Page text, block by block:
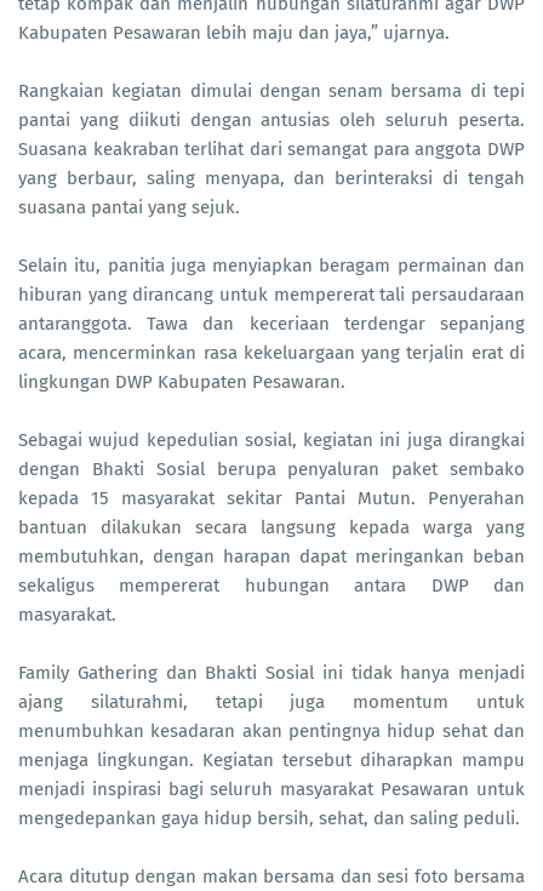
Kabupaten Pesawaran lebih maju dan jaya,” ujarnya.
Rangkaian kegiatan dimulai dengan senam bersama di tepi
pantai yang diikuti dengan antusias oleh seluruh peserta.
Suasana keakraban terlihat dari semangat para anggota DWP
yang berbaur, saling menyapa, dan berinteraksi di tengah
suasana pantai yang sejuk.
Selain itu, panitia juga menyiapkan beragam permainan dan
hiburan yang dirancang untuk mempererat tali persaudaraan
antaranggota. Tawa dan keceriaan terdengar sepanjang
acara, mencerminkan rasa kekeluargaan yang terjalin erat di
lingkungan DWP Kabupaten Pesawaran.
Sebagai wujud kepedulian sosial, kegiatan ini juga dirangkai
dengan Bhakti Sosial berupa penyaluran paket sembako
kepada 15 masyarakat sekitar Pantai Mutun. Penyerahan
bantuan dilakukan secara langsung kepada warga yang
membutuhkan, dengan harapan dapat meringankan beban
sekaligus mempererat hubungan antara DWP dan
masyarakat.
Family Gathering dan Bhakti Sosial ini tidak hanya menjadi
ajang silaturahmi, tetapi juga momentum untuk
menumbuhkan kesadaran akan pentingnya hidup sehat dan
menjaga lingkungan. Kegiatan tersebut diharapkan mampu
menjadi inspirasi bagi seluruh masyarakat Pesawaran untuk
mengedepankan gaya hidup bersih, sehat, dan saling peduli.
Acara ditutup dengan makan bersama dan sesi foto bersama